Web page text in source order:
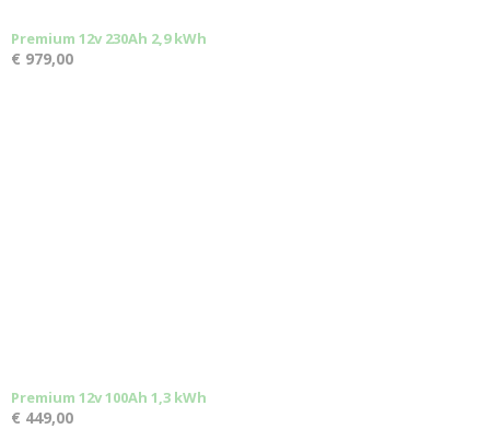
Premium 12v 230Ah 2,9 kWh
€ 979,00
Premium 12v 100Ah 1,3 kWh
€ 449,00